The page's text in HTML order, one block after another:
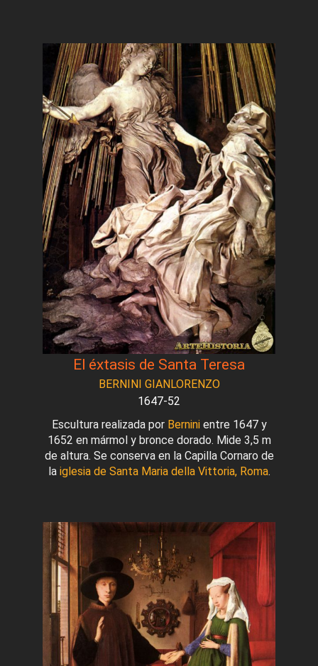
El éxtasis de Santa Teresa
BERNINI GIANLORENZO
1647-52
Escultura realizada por Berninientre 1647 y
1652 en mármol y bronce dorado. Mide 3,5 m
de altura. Se conserva en la Capilla Cornaro de
la iglesia de Santa Maria della Vittoria, Roma.